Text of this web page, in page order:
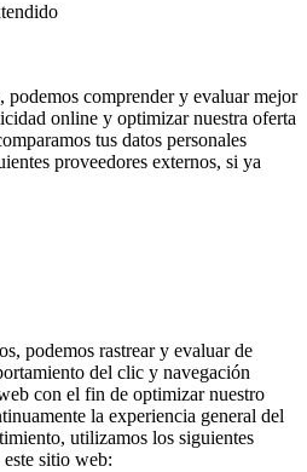
podemos comprender y evaluar mejor
online y optimizar nuestra oferta
tus datos personales
proveedores externos, si ya
podemos rastrear y evaluar de
del clic y navegación
con el fin de optimizar nuestro
la experiencia general del
utilizamos los siguientes
sitio web: